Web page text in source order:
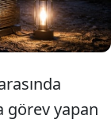
görev yapan